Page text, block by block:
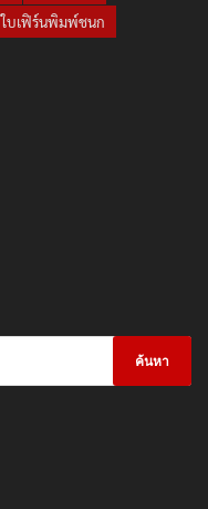
ใบเฟิร์นพิมพ์ชนก